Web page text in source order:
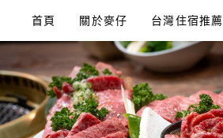
content
首頁 關於麥仔 台灣住宿推薦